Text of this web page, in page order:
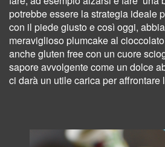
potrebbe essere la strategia ideale
con il piede giusto e così oggi,
meraviglioso plumcake al
anche gluten free con un cuore
sapore avvolgentecome un dolce
ci darà un utile carica per affrontare